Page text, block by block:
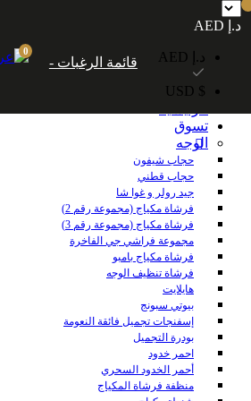
درهمًا إماراتيًا. شحن مجاني عالميًا للطلبات التي تزيد قيمتها عن 600
تسوق
الوجه
حجاب شيفون
حجاب قطني
جيد رولر و غوا شا
فرشاة مكياج (مجموعة رقم 2)
فرشاة مكياج (مجموعة رقم 3)
مجموعة فراشي جي الفاخرة
فرشاة مكياج بامبو
فرشاة تنظيف الوجه
هايلايت
بيوتي سبونج
إسفنجات تجميل فائقة النعومة
بودرة التجميل
احمر خدود
أحمر الخدود السحري
منظفة فرشاة المكياج
د.إ AED
د.إ AED
$ USD
قائمة الرغبات -
0